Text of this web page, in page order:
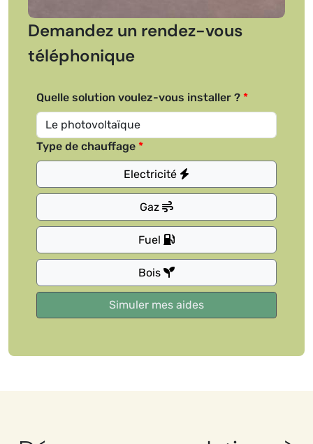
Demandez un rendez-vous
téléphonique
Quelle solution voulez-vous installer ?
Type de chauffage
Electricité
Gaz
Fuel
Bois